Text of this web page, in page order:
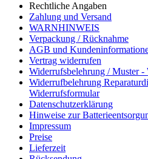
Rechtliche Angaben
Zahlung und Versand
WARNHINWEIS
Verpackung / Rücknahme
AGB und
Vertrag widerrufen
Widerrufsbelehrung / Muster
Widerrufbelehrung
Widerrufsformular
Datenschutzerklärung
Hinweise zur
Impressum
Preise
Lieferzeit